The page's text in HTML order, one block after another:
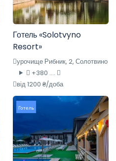
Готель «Solotvyno
Resort»
урочище Рибник, 2, Солотвино
+380 ....
від 1200 ₴/доба
Готель